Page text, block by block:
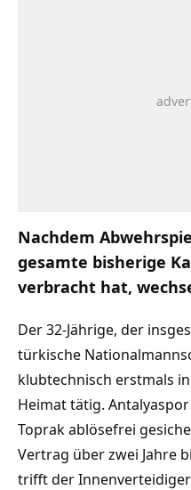
Nachdem
gesamte bisherige
verbracht hat,
Der 32-Jährige, der
türkische
klubtechnisch erstmals
Heimat tätig.
Toprak ablösefrei
Vertrag über zwei Jahre
trifft der